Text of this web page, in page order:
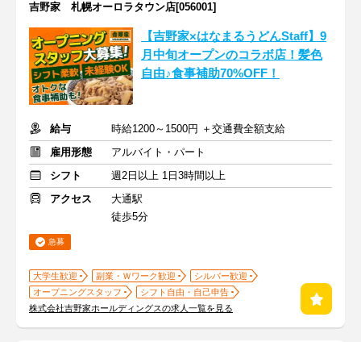
吉野家 札幌オーロラタウン店[056001]
【吉野家×はなまるうどんStaff】9
月中旬オープンのコラボ店！髪色
自由♪食事補助70%OFF！
給与
時給1200～1500円 ＋交通費全額支給
雇用形態
アルバイト・パート
シフト
週2日以上 1日3時間以上
アクセス
大通駅
徒歩5分
急募
大学生歓迎 副業・Ｗワーク歓迎
シルバー歓迎
オープニングスタッフ
シフト自由・自己申告
株式会社吉野家ホールディングスの求人一覧を見る